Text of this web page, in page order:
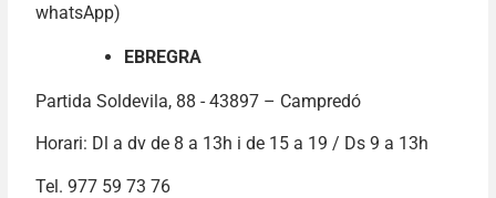
whatsApp)
EBREGRA
Partida Soldevila, 88 - 43897 – Campredó
Horari: Dl a dv de 8 a 13h i de 15 a 19 / Ds 9 a 13h
Tel. 977 59 73 76